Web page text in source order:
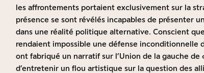
les affrontements portaient exclusivement sur la
présence se sont révélés incapables de présenter
dans une réalité politique alternative. Conscient
rendaient impossible une défense inconditionnelle
ont fabriqué un narratif sur l’Union de la gauche de
d’entretenir un flou artistique sur la question des